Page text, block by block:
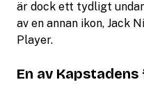
är dock ett tydligt
av en annan ikon, Jack
Player.
En av